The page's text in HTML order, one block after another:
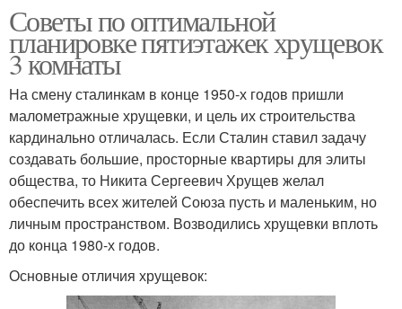
Окна в пятиэтажках
Советы по оптимальной
планировке пятиэтажек хрущевок
3 комнаты
На смену сталинкам в конце 1950-х годов пришли
малометражные хрущевки, и цель их строительства
кардинально отличалась. Если Сталин ставил задачу
создавать большие, просторные квартиры для элиты
общества, то Никита Сергеевич Хрущев желал
обеспечить всех жителей Союза пусть и маленьким, но
личным пространством. Возводились хрущевки вплоть
до конца 1980-х годов.
Основные отличия хрущевок: